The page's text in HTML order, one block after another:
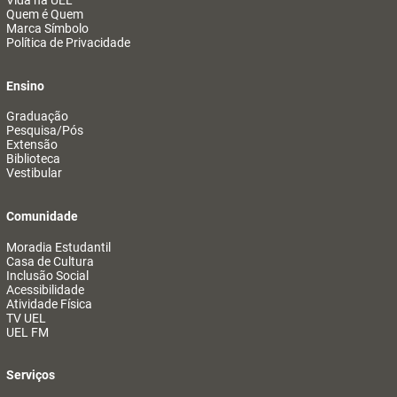
Quem é Quem
Marca Símbolo
Política de Privacidade
Ensino
Graduação
Pesquisa/Pós
Extensão
Biblioteca
Vestibular
Comunidade
Moradia Estudantil
Casa de Cultura
Inclusão Social
Acessibilidade
Atividade Física
TV UEL
UEL FM
Serviços